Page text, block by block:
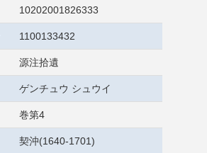
10202001826333
1100133432
源注拾遺
ゲンチュウ シュウイ
巻第4
契沖(1640-1701)